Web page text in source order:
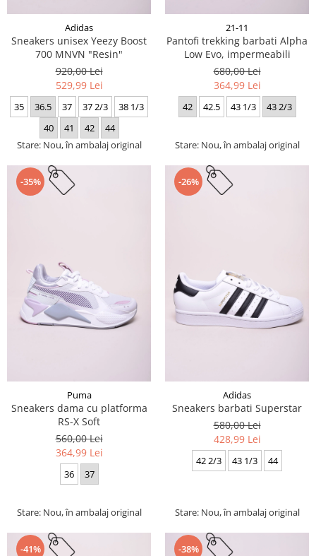
Adidas
Sneakers unisex Yeezy Boost
700 MNVN "Resin"
920,00 Lei
529,99 Lei
35 36.5 37 37 2/3
38 1/3
40
41 42
44
Stare: Nou, în ambalaj original
21-11
Pantofi trekking barbati Alpha
Low Evo, impermeabili
680,00 Lei
364,99 Lei
42 42.5 43 1/3 43 2/3
Stare: Nou, în ambalaj original
-35%
Puma
Sneakers dama cu platforma
RS-X Soft
560,00 Lei
364,99 Lei
36 37
Stare: Nou, în ambalaj original
-26%
Adidas
Sneakers barbati Superstar
580,00 Lei
428,99 Lei
42 2/3 43 1/3 44
Stare: Nou, în ambalaj original
-41% -38%